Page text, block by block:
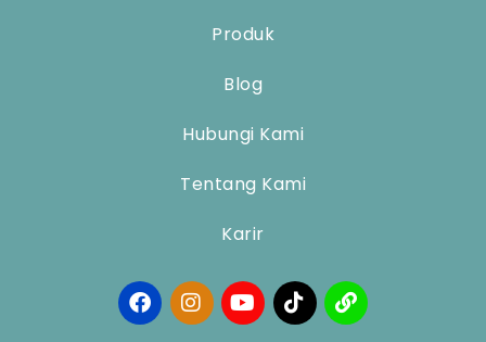
Produk
Blog
Hubungi Kami
Tentang Kami
Karir